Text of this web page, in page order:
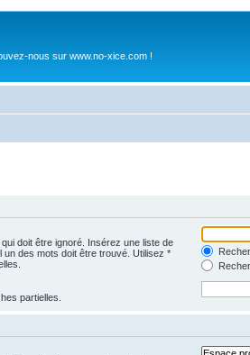
nous sur www.no-xice.com !
doit être ignoré. Insérez une liste de
un des mots doit être trouvé. Utilisez *
partielles.